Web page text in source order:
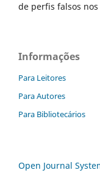
de perfis falsos
Informações
Para Leitores
Para Autores
Para Bibliotecários
Open Journal